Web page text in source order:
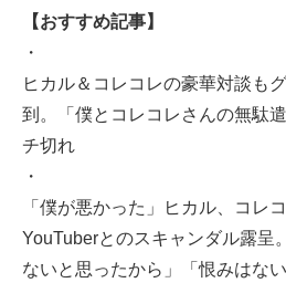
【おすすめ記事】
・
ヒカル＆コレコレの豪華対談も
到。「僕とコレコレさんの無駄
チ切れ
・
「僕が悪かった」ヒカル、コレ
YouTuberとのスキャンダル露呈
ないと思ったから」「恨みはない